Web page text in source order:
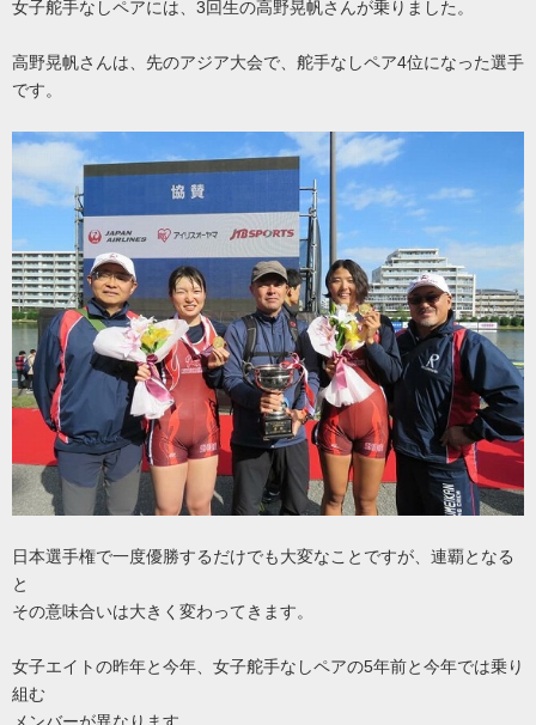
女子舵手なしペアには、3回生の高野晃帆さんが乗りました。
高野晃帆さんは、先のアジア大会で、舵手なしペア4位になった選手
です。
日本選手権で一度優勝するだけでも大変なことですが、連覇となる
と
その意味合いは大きく変わってきます。
女子エイトの昨年と今年、女子舵手なしペアの5年前と今年では乗り
組む